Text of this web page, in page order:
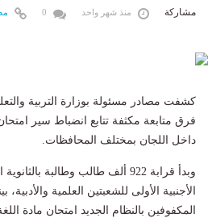
مشاركة منذ شهر واحد
كشفت مصادر مسئولة بوزارة التربية
فرق متابعة مكثفة تتابع انضباط سير
داخل اللجان بمختلف المحافظات.
وبدأ قرابة 922 ألف طالب وطالبة
الأجنبية الأولى للشعبتين العلمية
المكفوفين بالنظام الجديد امتحان مادة